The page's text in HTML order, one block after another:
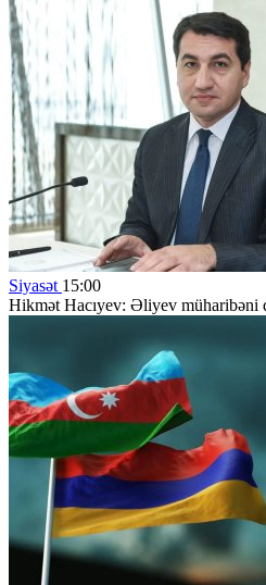
Siyasət 15:00
Hikmət Hacıyev: Əliyev müharibəni